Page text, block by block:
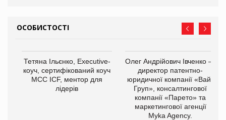
ОСОБИСТОСТІ
Тетяна Ільєнко, Executive-
коуч, сертифікований коуч
МСС ICF, ментор для
лідерів
Олег Андрійович Івченко —
директор патентно-
юридичної компанії «Вайз
Груп», консалтингової
компанії «Парето» та
маркетингової агенції
Myka Agency.